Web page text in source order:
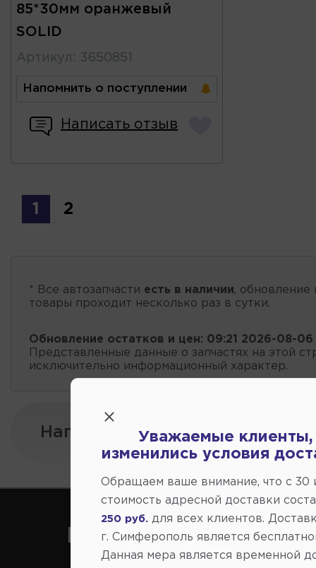
85*30мм оранжевый
SOLID
Артикул : 3650851
Напомнить о поступлении
Написать отзыв
1 2
* Все автозапчасти есть в наличии, обновление
товары проходит несколько раз в сутки.
Обновление остатков и цен: 09:21 2026-08-06
Представленные данные о запчастях на этой
исключительно информационный характер.
Напишите нам:
Как нас найти
Уважаемые клиенты,
изменились условия
Обращаем ваше внимание, что c 30
стоимость адресной доставки
250 руб. для всех клиентов.
г. Симферополь является
Данная мера является временной